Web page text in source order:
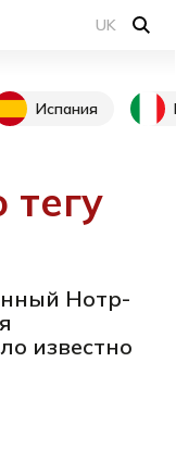
UK
Испания
Нотр-
известно